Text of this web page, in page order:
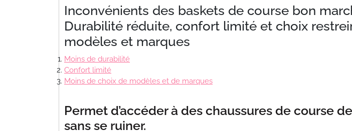
Inconvénients des baskets de course bon
Durabilité réduite, confort limité et choix
modèles et marques
Moins de durabilité
Confort limité
Moins de choix de modèles et de marques
Permet d’accéder à des chaussures de course
sans se ruiner.